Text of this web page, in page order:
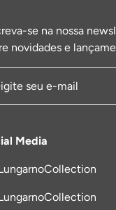
se na nossa
novidades e
de email
Media
em uma nova aba